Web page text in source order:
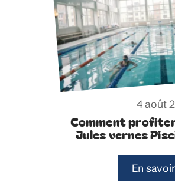
4 août
Comment
Jules vernes
En